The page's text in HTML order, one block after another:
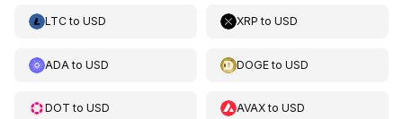
LTCto USD XRP toUSD
ADA to USD DOGEtoUSD
DOT to USD AVAXtoUSD